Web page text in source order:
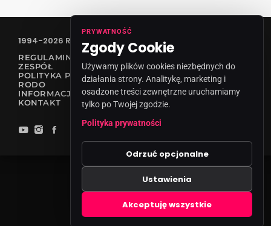
1994-2026 RADIO VANESSA SPÓŁKA Z O.O
REGULAMIN KONKURSÓW
ZESPÓŁ
POLITYKA PRYWATNOŚCI
RODO
INFORMACJA O NADAWCY
KONTAKT
PRYWATNOŚĆ
Zgody Cookie
Używamy plików cookies niezbędnych do
działania strony. Analitykę, marketing i
osadzone treści zewnętrzne uruchamiamy
tylko po Twojej zgodzie.
Polityka prywatności
Odrzuć opcjonalne
Ustawienia
Akceptuję wszystkie
Zgody cookies